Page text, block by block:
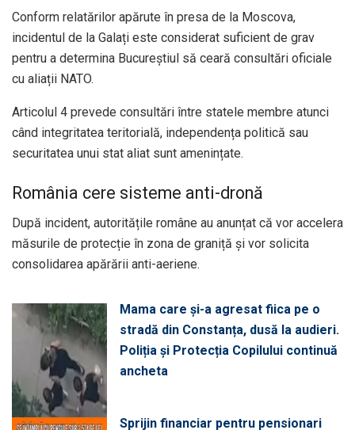
Conform relatărilor apărute în presa de la Moscova,
incidentul de la Galați este considerat suficient de grav
pentru a determina Bucureștiul să ceară consultări oficiale
cu aliații NATO.
Articolul 4 prevede consultări între statele membre atunci
când integritatea teritorială, independența politică sau
securitatea unui stat aliat sunt amenințate.
România cere sisteme anti-dronă
După incident, autoritățile române au anunțat că vor accelera
măsurile de protecție în zona de graniță și vor solicita
consolidarea apărării anti-aeriene.
Mama care și-a agresat fiica pe o
stradă din Constanța, dusă la audieri.
Poliția și Protecția Copilului continuă
ancheta
Sprijin financiar pentru pensionari